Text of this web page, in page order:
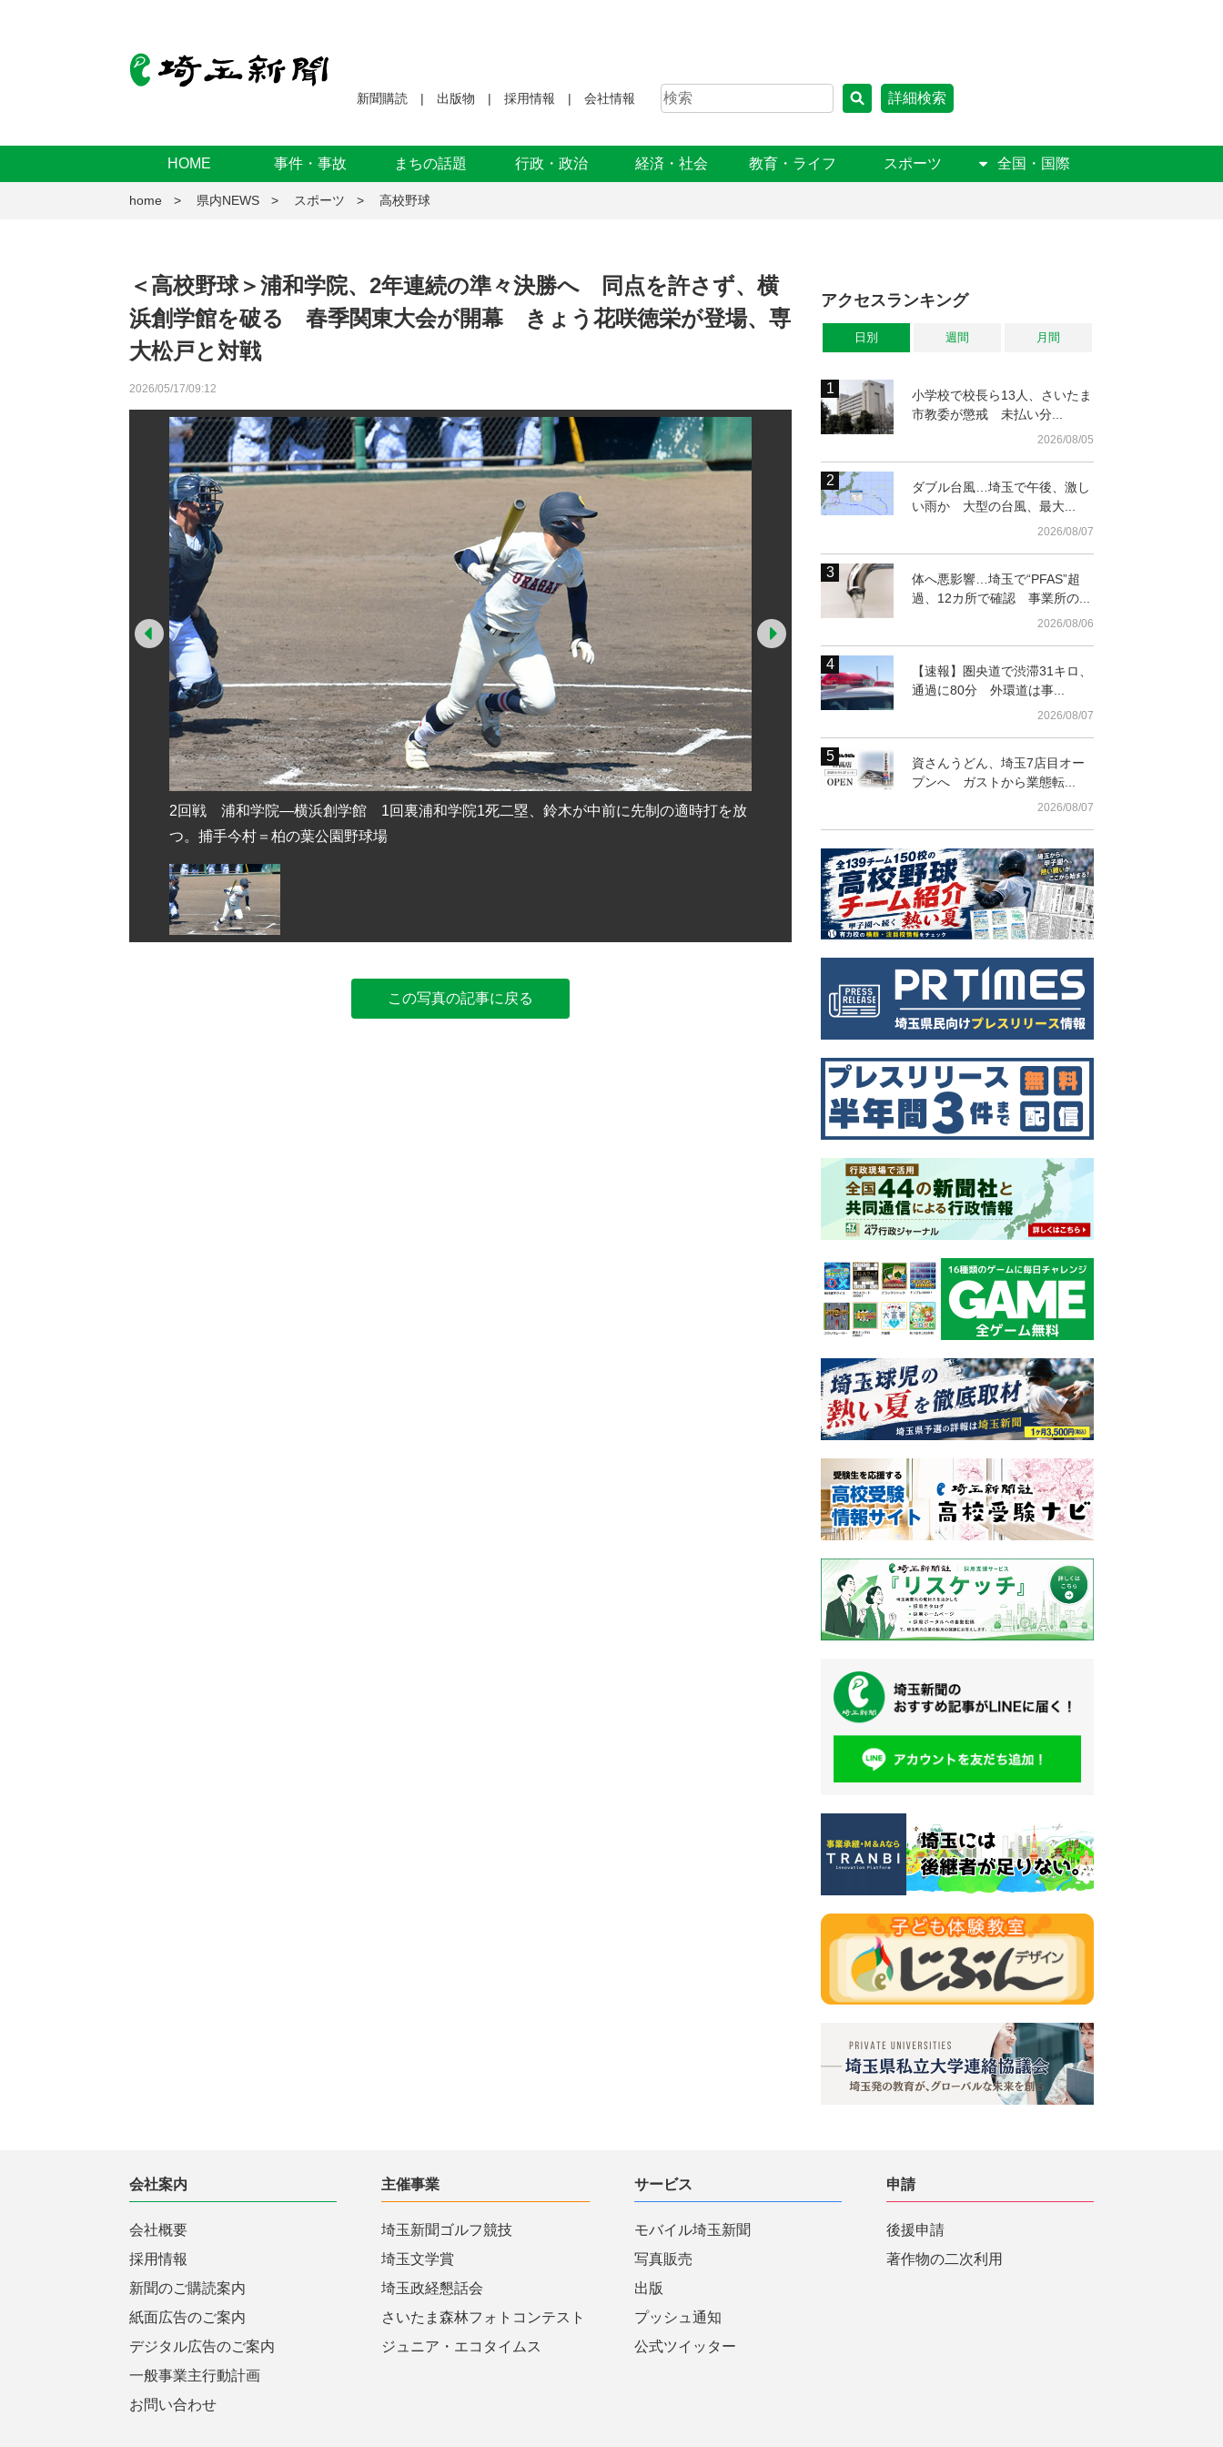
新聞購読 出版物 採用情報 会社情報 詳細検索
HOME 事件・事故 まちの話題 行政・政治 経済・社会 教育・ライフ スポーツ 全国・国際
home 県内NEWS スポーツ 高校野球
＜高校野球＞浦和学院、2年連続の準々決勝へ 同点を許さず、横
浜創学館を破る 春季関東大会が開幕 きょう花咲徳栄が登場、専
大松戸と対戦
2026/05/17/09:12
2回戦 浦和学院―横浜創学館 1回裏浦和学院1死二塁、鈴木が中前に先制の適時打を放
つ。捕手今村＝柏の葉公園野球場
2回戦 浦和学院―横浜創学館 1回裏浦和学院1死二塁、鈴木が中前に
Prev
この写真の記事に戻る
アクセスランキング
日別 週間 月間
小学校で校長ら13人、さいたま
市教委が懲戒 未払い分...
2026/08/05
ダブル台風…埼玉で午後、激し
い雨か 大型の台風、最大...
2026/08/07
体へ悪影響…埼玉で“PFAS”超
過、12カ所で確認 事業所の...
2026/08/06
【速報】圏央道で渋滞31キロ、
通過に80分 外環道は事...
2026/08/07
資さんうどん、埼玉7店目オー
プンへ ガストから業態転...
2026/08/07
会社案内
会社概要
採用情報
新聞のご購読案内
紙面広告のご案内
デジタル広告のご案内
一般事業主行動計画
お問い合わせ
主催事業
埼玉新聞ゴルフ競技
埼玉文学賞
埼玉政経懇話会
さいたま森林フォトコンテスト
ジュニア・エコタイムス
サービス
モバイル埼玉新聞
写真販売
出版
プッシュ通知
公式ツイッター
申請
後援申請
著作物の二次利用